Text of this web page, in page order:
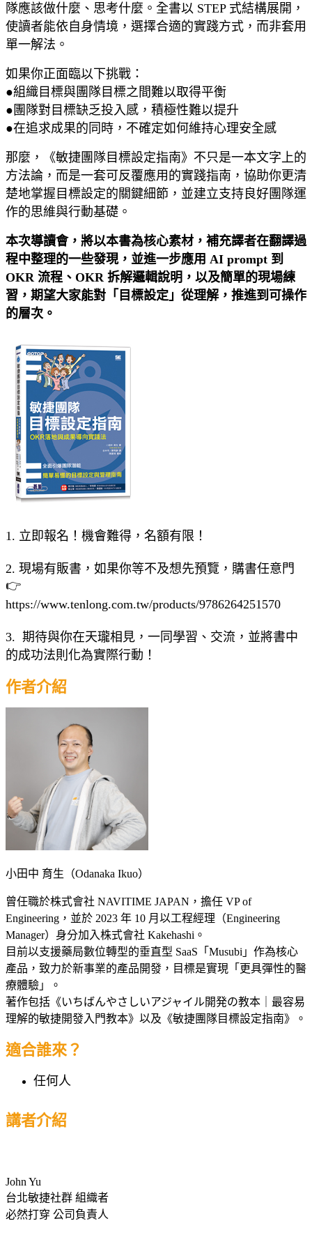
隊應該做什麼、思考什麼。全書以 STEP 式結構展開，
使讀者能依自身情境，選擇合適的實踐方式，而非套用
單一解法。
如果你正面臨以下挑戰：
●組織目標與團隊目標之間難以取得平衡
●團隊對目標缺乏投入感，積極性難以提升
●在追求成果的同時，不確定如何維持心理安全感
那麼，《敏捷團隊目標設定指南》不只是一本文字上的
方法論，而是一套可反覆應用的實踐指南，協助你更清
楚地掌握目標設定的關鍵細節，並建立支持良好團隊運
作的思維與行動基礎。
本次導讀會，將以本書為核心素材，補充譯者在翻譯過
程中整理的一些發現，並進一步應用 AI prompt 到
OKR 流程、OKR 拆解邏輯說明，以及簡單的現場練
習，期望大家能對「目標設定」從理解，推進到可操作
的層次。
1. 立即報名！機會難得，名額有限！
2. 現場有販書，如果你等不及想先預覽，購書任意門
👉
https://www.tenlong.com.tw/products/9786264251570
3. 期待與你在天瓏相見，一同學習、交流，並將書中
的成功法則化為實際行動！
作者介紹
小田中 育生（Odanaka Ikuo）
曾任職於株式會社 NAVITIME JAPAN，擔任 VP of
Engineering，並於 2023 年 10 月以工程經理（Engineering
Manager）身分加入株式會社 Kakehashi。
目前以支援藥局數位轉型的垂直型 SaaS「Musubi」作為核心
產品，致力於新事業的產品開發，目標是實現「更具彈性的醫
療體驗」。
著作包括《いちばんやさしいアジャイル開発の教本｜最容易
理解的敏捷開發入門教本》以及《敏捷團隊目標設定指南》。
適合誰來？
任何人
講者介紹
John Yu
台北敏捷社群 組織者
必然打穿 公司負責人